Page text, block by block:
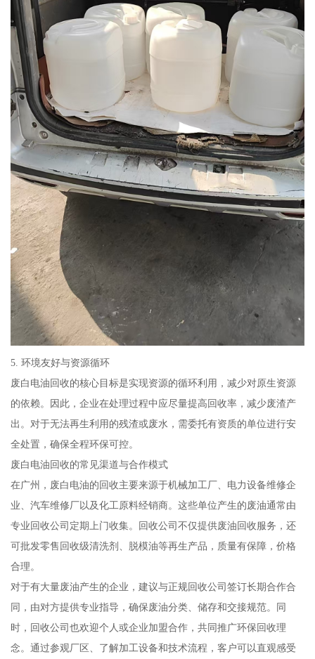
5. 环境友好与资源循环
废白电油回收的核心目标是实现资源的循环利用，减少对原生资源
的依赖。因此，企业在处理过程中应尽量提高回收率，减少废渣产
出。对于无法再生利用的残渣或废水，需委托有资质的单位进行安
全处置，确保全程环保可控。
废白电油回收的常见渠道与合作模式
在广州，废白电油的回收主要来源于机械加工厂、电力设备维修企
业、汽车维修厂以及化工原料经销商。这些单位产生的废油通常由
专业回收公司定期上门收集。回收公司不仅提供废油回收服务，还
可批发零售回收级清洗剂、脱模油等再生产品，质量有保障，价格
合理。
对于有大量废油产生的企业，建议与正规回收公司签订长期合作合
同，由对方提供专业指导，确保废油分类、储存和交接规范。同
时，回收公司也欢迎个人或企业加盟合作，共同推广环保回收理
念。通过参观厂区、了解加工设备和技术流程，客户可以直观感受